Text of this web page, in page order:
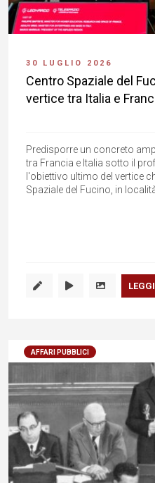
30 LUGLIO 2026
Centro Spaziale del
vertice tra Italia e
Predisporre un concreto
tra Francia e Italia sotto il
l'obiettivo ultimo del vertice
Spaziale del Fucino, in
LEGGI
AFFARI PUBBLICI